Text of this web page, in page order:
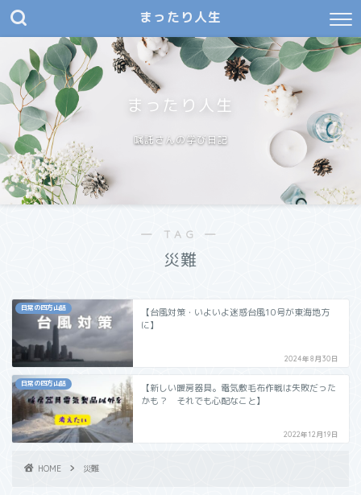
まったり人生
まったり人生
嘱託さんの学び日記
― TAG ―
災難
日常の四方山話
【台風対策・いよいよ迷惑台風10号が東海地方
に】
2024年8月30日
日常の四方山話
【新しい暖房器具。電気敷毛布作戦は失敗だった
かも？ それでも心配なこと】
2022年12月19日
HOME 災難